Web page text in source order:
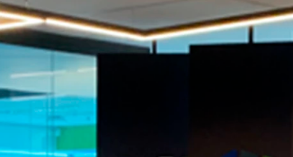
Soluções Cases Parceiros